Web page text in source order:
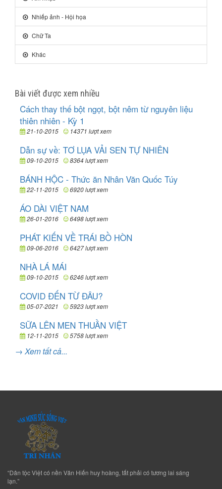
Nhiếp ảnh - Hội họa
Chữ Ta
Khác
Bài viết được xem nhiều
Cách thay thế bột ngọt, bột nêm từ nguyên liệu
thiên nhiên - Kỳ 1
21-10-2015 14371 lượt xem
Dẫn sự về: TƠ LỤA VẢI SEN TỰ NHIÊN
09-10-2015 8364 lượt xem
BÁNH HỘC - Thức ăn Nhân Văn Quốc Túy
22-11-2015 6920 lượt xem
ÁO DÀI VIỆT NAM
26-01-2016 6498 lượt xem
PHÁT KIẾN VỀ TRÁI BỒ HÒN
09-06-2016 6427 lượt xem
NHÀ LÁ MÁI
09-10-2015 6246 lượt xem
COVID ĐẾN TỪ ĐÂU?
05-07-2021 5923 lượt xem
SỮA LÊN MEN THUẦN VIỆT
12-11-2015 5758 lượt xem
→ Xem tất cả...
“Dân tộc Việt có nền Văn Hiến huy hoàng, tất phải có tương lai sáng
lạn.”